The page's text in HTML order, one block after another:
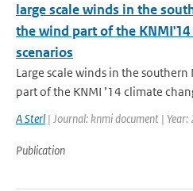
large scale winds in the
the wind part of the KNMI'14
scenarios
Large scale winds in the
part of the KNMI ’14 climate
A Sterl | Journal: knmi document |
Publication